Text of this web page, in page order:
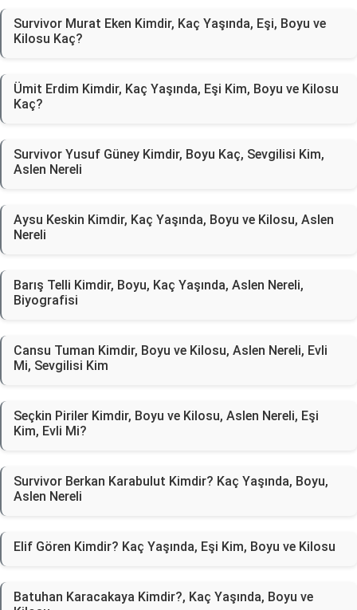
Survivor Murat Eken Kimdir, Kaç Yaşında, Eşi, Boyu ve
Kilosu Kaç?
Ümit Erdim Kimdir, Kaç Yaşında, Eşi Kim, Boyu ve Kilosu
Kaç?
Survivor Yusuf Güney Kimdir, Boyu Kaç, Sevgilisi Kim,
Aslen Nereli
Aysu Keskin Kimdir, Kaç Yaşında, Boyu ve Kilosu, Aslen
Nereli
Barış Telli Kimdir, Boyu, Kaç Yaşında, Aslen Nereli,
Biyografisi
Cansu Tuman Kimdir, Boyu ve Kilosu, Aslen Nereli, Evli
Mi, Sevgilisi Kim
Seçkin Piriler Kimdir, Boyu ve Kilosu, Aslen Nereli, Eşi
Kim, Evli Mi?
Survivor Berkan Karabulut Kimdir? Kaç Yaşında, Boyu,
Aslen Nereli
Elif Gören Kimdir? Kaç Yaşında, Eşi Kim, Boyu ve Kilosu
Batuhan Karacakaya Kimdir?, Kaç Yaşında, Boyu ve